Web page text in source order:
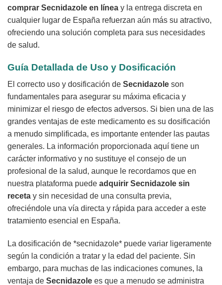
comprar Secnidazole en línea y la entrega discreta en
cualquier lugar de España refuerzan aún más su atractivo,
ofreciendo una solución completa para sus necesidades
de salud.
Guía Detallada de Uso y Dosificación
El correcto uso y dosificación de Secnidazole son
fundamentales para asegurar su máxima eficacia y
minimizar el riesgo de efectos adversos. Si bien una de las
grandes ventajas de este medicamento es su dosificación
a menudo simplificada, es importante entender las pautas
generales. La información proporcionada aquí tiene un
carácter informativo y no sustituye el consejo de un
profesional de la salud, aunque le recordamos que en
nuestra plataforma puede adquirir Secnidazole sin
receta y sin necesidad de una consulta previa,
ofreciéndole una vía directa y rápida para acceder a este
tratamiento esencial en España.
La dosificación de *secnidazole* puede variar ligeramente
según la condición a tratar y la edad del paciente. Sin
embargo, para muchas de las indicaciones comunes, la
ventaja de Secnidazole es que a menudo se administra